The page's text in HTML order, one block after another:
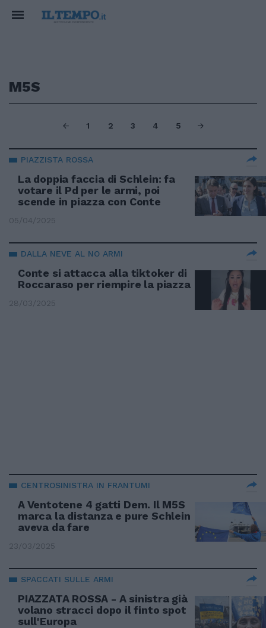
M5S
1 2 3 4 5
PIAZZISTA ROSSA
La doppia faccia di Schlein: fa
votare il Pd per le armi, poi
scende in piazza con Conte
05/04/2025
DALLA NEVE AL NO ARMI
Conte si attacca alla tiktoker di
Roccaraso per riempire la piazza
28/03/2025
CENTROSINISTRA IN FRANTUMI
A Ventotene 4 gatti Dem. Il M5S
marca la distanza e pure Schlein
aveva da fare
23/03/2025
SPACCATI SULLE ARMI
PIAZZATA ROSSA - A sinistra già
volano stracci dopo il finto spot
sull'Europa